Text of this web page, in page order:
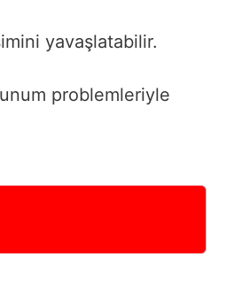
yavaşlatabilir.
problemleriyle